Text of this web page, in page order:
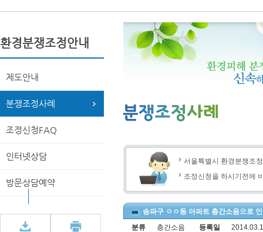
환경분쟁조정안내
제도안내
분쟁조정사례
조정신청FAQ
인터넷상담
방문상담예약
서울특별시 환경분쟁조
조정신청을 하시기전에
송파구 ㅇㅇ동 아파트 층간소음으로
분류
층간소음 등록일